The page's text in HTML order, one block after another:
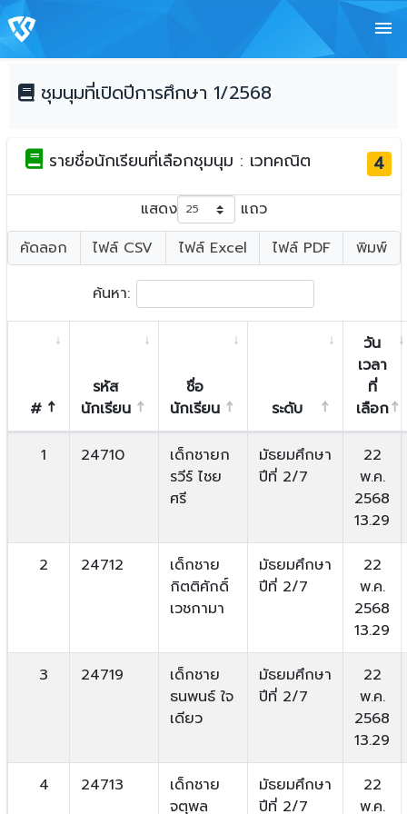
menu
ชุมนุมที่เปิดปีการศึกษา 1/2568
รายชื่อนักเรียนที่เลือกชุมนุม : เวทคณิต 4
แสดง
แถว
คัดลอก
ไฟล์ CSV ไฟล์ Excel ไฟล์ PDF พิมพ์
ค้นหา:
#
รหัส
นักเรียน
ชื่อ
นักเรียน
ระดับ
วัน
เวลา
ที่
เลือก
1 24710
เด็กชายก
รวีร์ ไชย
ศรี
มัธยมศึกษา
ปีที่ 2/7
22
พ.ค.
2568
13.29
2 24712
เด็กชาย
กิตติศักดิ์
เวชกามา
มัธยมศึกษา
ปีที่ 2/7
22
พ.ค.
2568
13.29
3 24719
เด็กชาย
ธนพนธ์ ใจ
เดียว
มัธยมศึกษา
ปีที่ 2/7
22
พ.ค.
2568
13.29
4 24713
เด็กชาย
จตุพล
มัธยมศึกษา
ปีที่ 2/7
22
พ.ค.